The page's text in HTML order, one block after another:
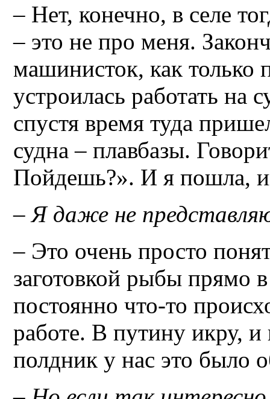
– Нет, конечно, в селе
– это не про меня.
машинисток, как только
устроилась работать
спустя время туда
судна – плавбазы.
Пойдешь?». И я пошла,
– Я даже не
– Это очень просто
заготовкой рыбы прямо
постоянно что-то
работе. В путину икру,
полдник у нас это было